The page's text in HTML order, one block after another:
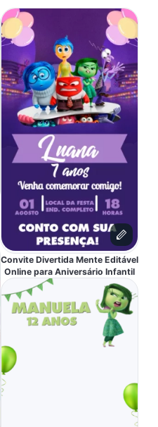
Convite Divertida Mente Editável
Online para Aniversário Infantil